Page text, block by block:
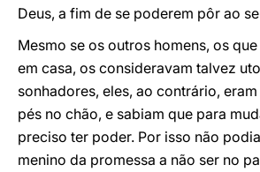
Deus, a fim de se poderem pôr ao
Mesmo se os outros homens, os
em casa, os consideravam talvez
sonhadores, eles, ao contrário,
pés no chão, e sabiam que para
preciso ter poder. Por isso não
menino da promessa a não ser no